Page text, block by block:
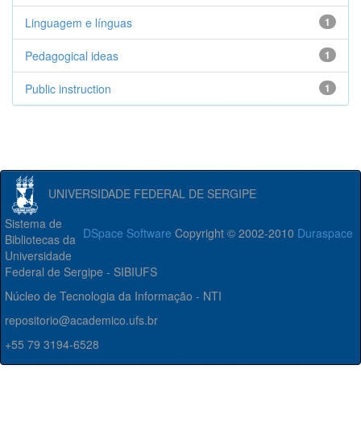
1
Linguagem e línguas
1
Pedagogical ideas
1
Public instruction
UNIVERSIDADE FEDERAL DE SERGIPE
DSpace Software Copyright © 2002-2010 Duraspace
Sistema de
Bibliotecas da
Universidade
Federal de Sergipe - SIBIUFS
Núcleo de Tecnologia da Informação - NTI
repositorio@academico.ufs.br
+55 79 3194-6528